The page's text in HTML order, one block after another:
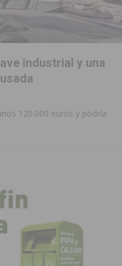
CV
industrial y una
120.000 euros y podría